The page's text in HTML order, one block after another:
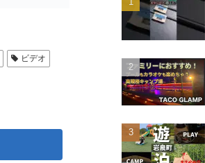
ビデオ